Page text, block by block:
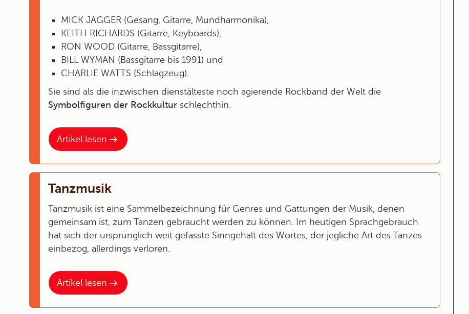
Artikel lesen
MICK JAGGER (Gesang, Gitarre, Mundharmonika),
KEITH RICHARDS (Gitarre, Keyboards),
RON WOOD (Gitarre, Bassgitarre),
BILL WYMAN (Bassgitarre bis 1991) und
CHARLIE WATTS (Schlagzeug).
Sie sind als die inzwischen dienstälteste noch agierende Rockband der Welt die
Symbolfiguren der Rockkultur schlechthin.
Artikel lesen
Tanzmusik
Tanzmusik ist eine Sammelbezeichnung für Genres und Gattungen der Musik, denen
gemeinsam ist, zum Tanzen gebraucht werden zu können. Im heutigen Sprachgebrauch
hat sich der ursprünglich weit gefasste Sinngehalt des Wortes, der jegliche Art des Tanzes
einbezog, allerdings verloren.